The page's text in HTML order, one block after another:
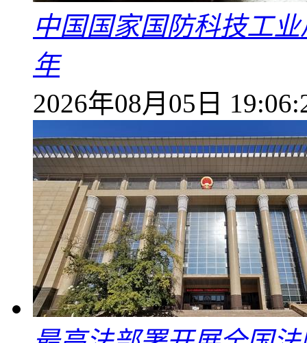
中国国家国防科技工
年
2026年08月05日